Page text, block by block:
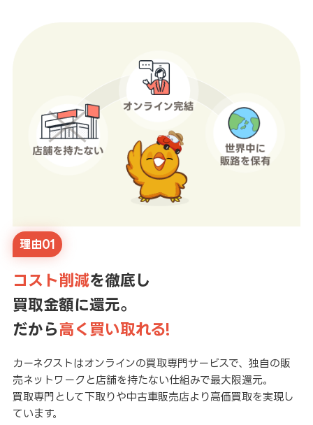
理由01
コスト削減を徹底し
買取金額に還元。
だから高く買い取れる!
カーネクストはオンラインの買取専門サービスで、独自の販
売ネットワークと店舗を持たない仕組みで最大限還元。
買取専門として下取りや中古車販売店より高価買取を実現し
ています。